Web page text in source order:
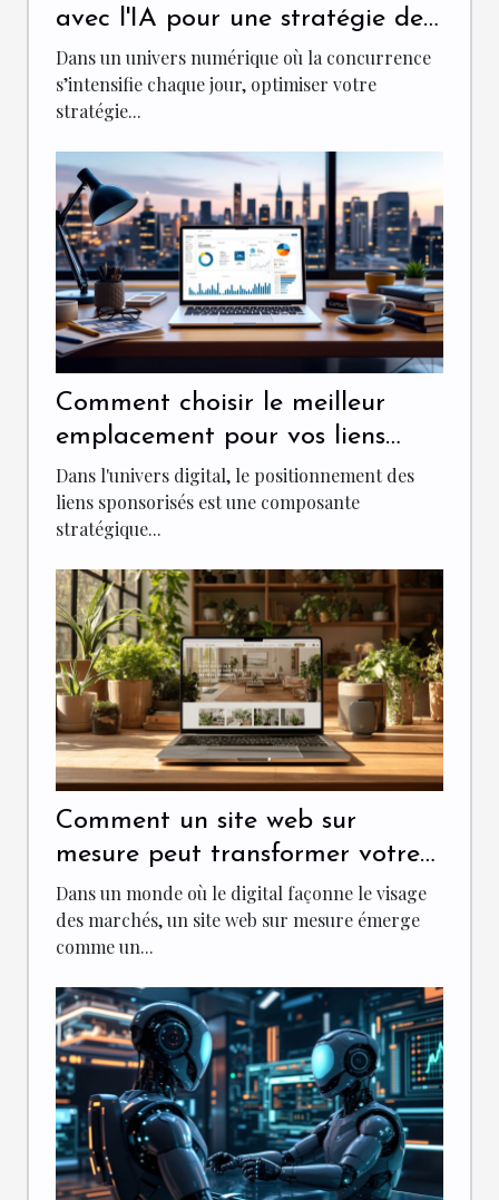
avec l'IA pour une stratégie de
contenu réussie
Dans un univers numérique où la concurrence
s’intensifie chaque jour, optimiser votre
stratégie...
Comment choisir le meilleur
emplacement pour vos liens
sponsorisés
Dans l'univers digital, le positionnement des
liens sponsorisés est une composante
stratégique...
Comment un site web sur
mesure peut transformer votre
entreprise
Dans un monde où le digital façonne le visage
des marchés, un site web sur mesure émerge
comme un...